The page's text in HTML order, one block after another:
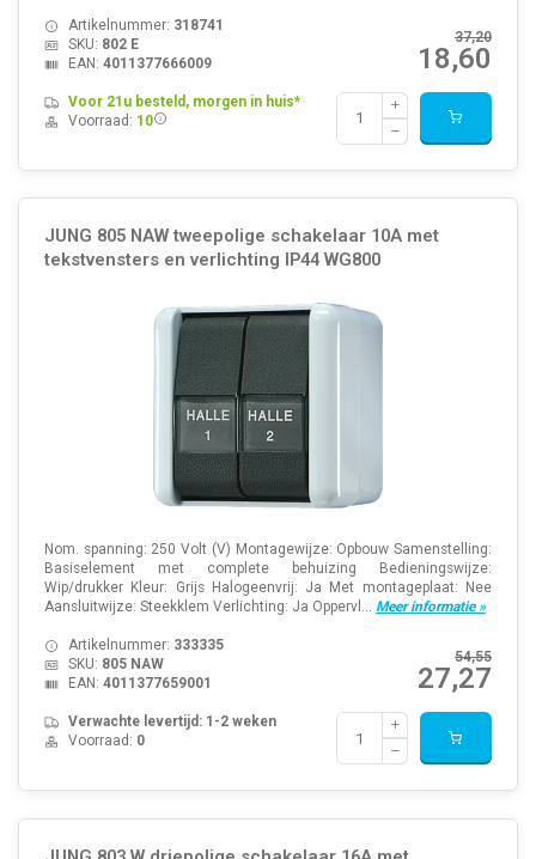
37,20
18,60
Artikelnummer: 318741
SKU: 802 E
EAN: 4011377666009
Voor 21u besteld, morgen in huis*
Voorraad: 10
JUNG 805 NAW tweepolige schakelaar 10A met
tekstvensters en verlichting IP44 WG800
Nom. spanning: 250 Volt (V) Montagewijze: Opbouw Samenstelling:
Basiselement met complete behuizing Bedieningswijze:
Wip/drukker Kleur: Grijs Halogeenvrij: Ja Met montageplaat: Nee
Aansluitwijze: Steekklem Verlichting: Ja Oppervl... Meer informatie »
54,55
27,27
Artikelnummer: 333335
SKU: 805 NAW
EAN: 4011377659001
Verwachte levertijd: 1-2 weken
Voorraad: 0